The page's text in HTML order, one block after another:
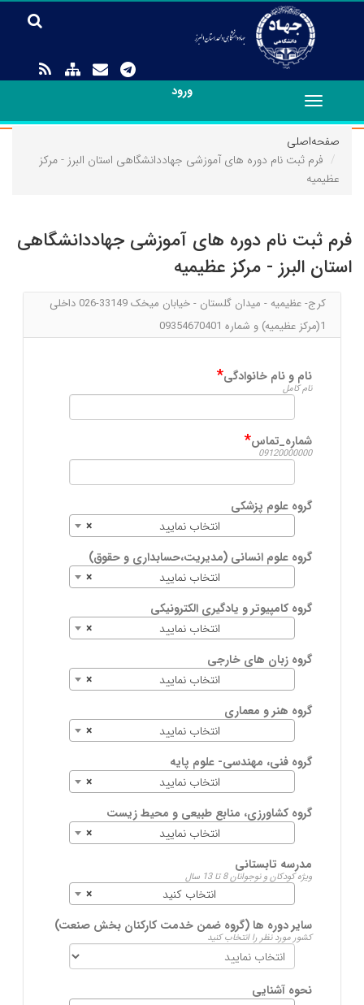
ورود
Toggle
navigation
صفحه‌اصلی
فرم ثبت نام دوره های آموزشی جهاددانشگاهی استان البرز - مرکز
عظیمیه
فرم ثبت نام دوره های آموزشی جهاددانشگاهی
استان البرز - مرکز عظیمیه
کرج- عظیمیه - میدان گلستان - خیابان میخک 33149-026 داخلی
1(مرکز عظیمیه) و شماره 09354670401
نام و نام خانوادگی*
نام کامل
شماره_تماس*
09120000000
گروه علوم پزشکی
×
انتخاب نمایید
گروه علوم انسانی (مدیریت،حسابداری و حقوق)
×
انتخاب نمایید
گروه کامپیوتر و یادگیری الکترونیکی
×
انتخاب نمایید
گروه زبان های خارجی
×
انتخاب نمایید
گروه هنر و معماری
×
انتخاب نمایید
گروه فنی، مهندسی- علوم پایه
×
انتخاب نمایید
گروه کشاورزی، منابع طبیعی و محیط زیست
×
انتخاب نمایید
مدرسه تابستانی
ویژه کودکان و نوجوانان 8 تا 13 سال
×
انتخاب کنید
سایر دوره ها (گروه ضمن خدمت کارکنان بخش صنعت)
کشور مورد نظر را انتخاب کنید
نحوه آشنایی